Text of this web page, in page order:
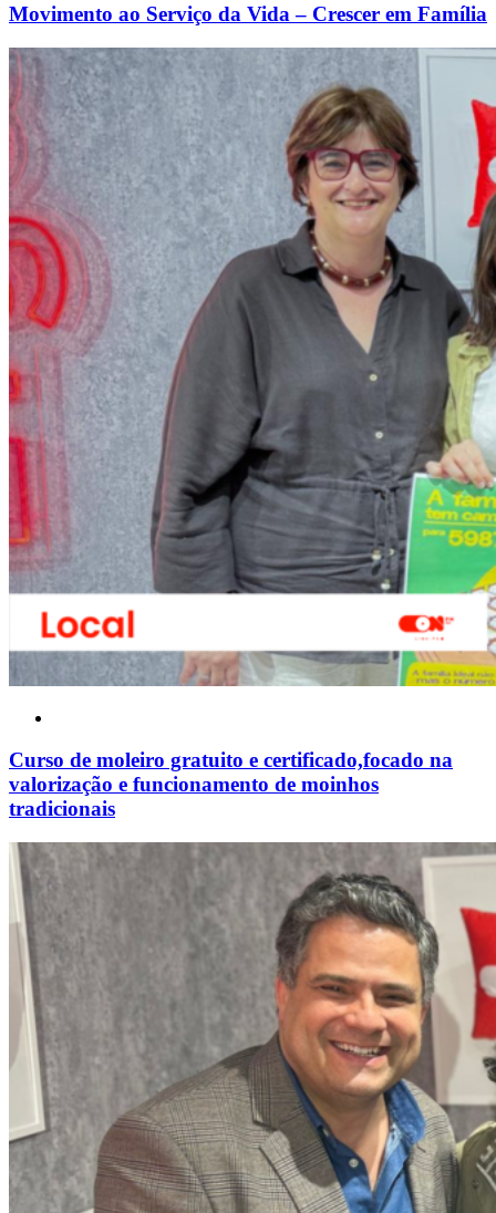
Movimento ao Serviço da Vida – Crescer em Família
Curso de moleiro gratuito e certificado,focado na
valorização e funcionamento de moinhos
tradicionais